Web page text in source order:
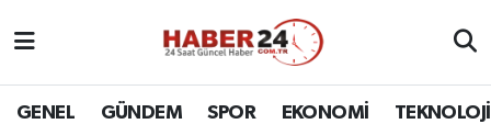
GENEL GÜNDEM SPOR EKONOMİ TEKNOLOJİ
Nöbetçi Eczaneler